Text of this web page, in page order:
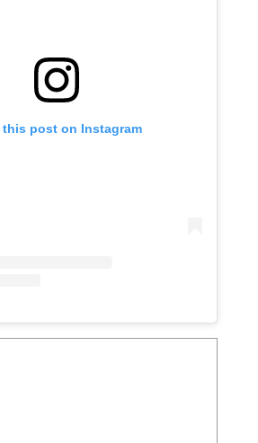
this post on Instagram